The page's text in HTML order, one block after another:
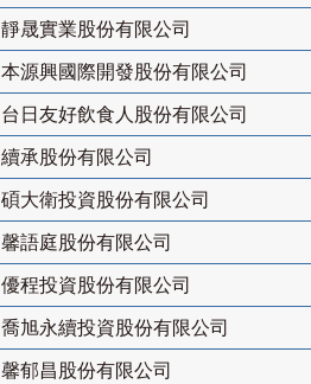
靜晟實業股份有限公司
本源興國際開發股份有限公司
台日友好飲食人股份有限公司
續承股份有限公司
碩大衛投資股份有限公司
馨語庭股份有限公司
優程投資股份有限公司
喬旭永續投資股份有限公司
馨郁昌股份有限公司